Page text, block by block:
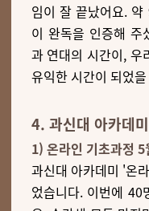
임이 잘 끝났어요.
이 완독을 인증해 주
과 연대의 시간이, 우
유익한 시간이 되었
4. 과신대 아카데미
1) 온라인 기초과정
과신대 아카데미 '온
었습니다. 이번에 40